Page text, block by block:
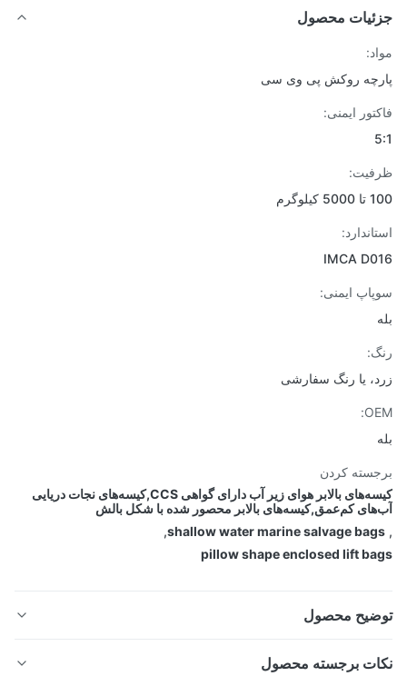
محصول
روکش پی وی سی
ایمنی:
IMCA
ایمنی:
یا رنگ سفارشی
کردن
کیسه‌های بالابر هوای زیر آب دارای گواهی CCS,کیسه‌های نجات دریایی
کم‌عمق,کیسه‌های بالابر محصور شده با شکل بالش
shallow water marine salvage
,
pillow shape enclosed lift
محصول
CCS گواهینامه آب کم عمق نجات دریایی بسته
برجسته محصول